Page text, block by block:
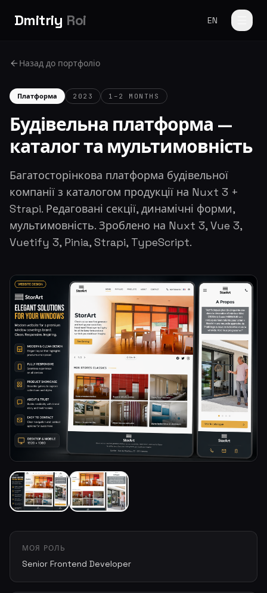
Dmitriy Roi EN
Назад до портфоліо
Платформа 2023 1–2 MONTHS
Будівельна платформа —
каталог та мультимовність
Багатосторінкова платформа будівельної
компанії з каталогом продукції на Nuxt 3 +
Strapi. Редаговані секції, динамічні форми,
мультимовність. Зроблено на Nuxt 3, Vue 3,
Vuetify 3, Pinia, Strapi, TypeScript.
МОЯ РОЛЬ
Senior Frontend Developer